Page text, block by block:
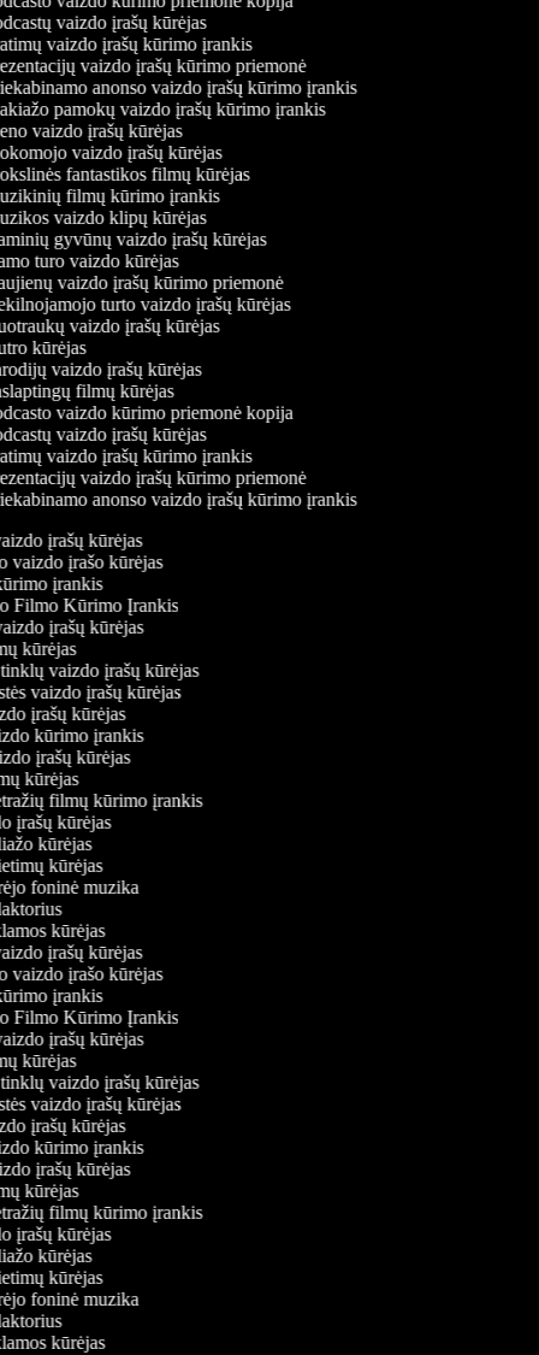
vaizdo įrašų kūrėjas
vaizdo įrašų kūrimo įrankis
vaizdo įrašų kūrimo priemonė
anonso vaizdo įrašų kūrimo įrankis
pamokų vaizdo įrašų kūrimo įrankis
vaizdo įrašų kūrėjas
vaizdo įrašų kūrėjas
fantastikos filmų kūrėjas
filmų kūrimo įrankis
vaizdo klipų kūrėjas
gyvūnų vaizdo įrašų kūrėjas
turo vaizdo kūrėjas
vaizdo įrašų kūrimo priemonė
turto vaizdo įrašų kūrėjas
vaizdo įrašų kūrėjas
kūrėjas
vaizdo įrašų kūrėjas
filmų kūrėjas
vaizdo kūrimo priemonė kopija
vaizdo įrašų kūrėjas
vaizdo įrašų kūrimo įrankis
vaizdo įrašų kūrimo priemonė
anonso vaizdo įrašų kūrimo įrankis
įrašų kūrėjas
vaizdo įrašo kūrėjas
įrankis
Filmo Kūrimo Įrankis
įrašų kūrėjas
kūrėjas
tinklų vaizdo įrašų kūrėjas
vaizdo įrašų kūrėjas
įrašų kūrėjas
kūrimo įrankis
įrašų kūrėjas
kūrėjas
filmų kūrimo įrankis
įrašų kūrėjas
kūrėjas
kūrėjas
foninė muzika
kūrėjas
įrašų kūrėjas
vaizdo įrašo kūrėjas
įrankis
Filmo Kūrimo Įrankis
įrašų kūrėjas
kūrėjas
tinklų vaizdo įrašų kūrėjas
vaizdo įrašų kūrėjas
įrašų kūrėjas
kūrimo įrankis
įrašų kūrėjas
kūrėjas
filmų kūrimo įrankis
įrašų kūrėjas
kūrėjas
kūrėjas
foninė muzika
kūrėjas